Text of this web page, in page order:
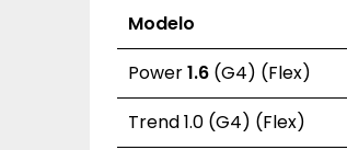
Modelo
Power1.6 (G4) (Flex)
Trend 1.0 (G4) (Flex)